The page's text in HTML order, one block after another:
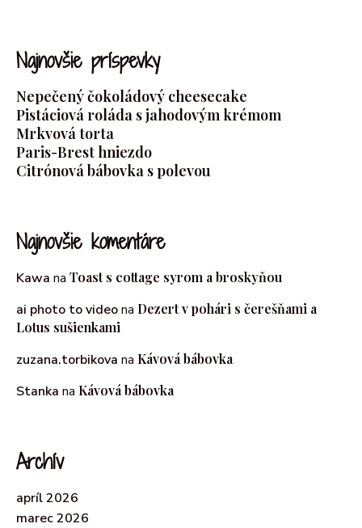
Najnovšie príspevky
Nepečený čokoládový cheesecake
Pistáciová roláda s jahodovým krémom
Mrkvová torta
Paris-Brest hniezdo
Citrónová bábovka s polevou
Najnovšie komentáre
Kawa na Toast s cottage syrom a broskyňou
ai photo to videona Dezert v pohári s čerešňami a
Lotus sušienkami
zuzana.torbikova na Kávová bábovka
Stanka na Kávová bábovka
Archív
apríl 2026
marec 2026